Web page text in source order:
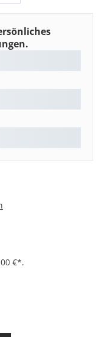
5 Sternen
€*.
gewünschten